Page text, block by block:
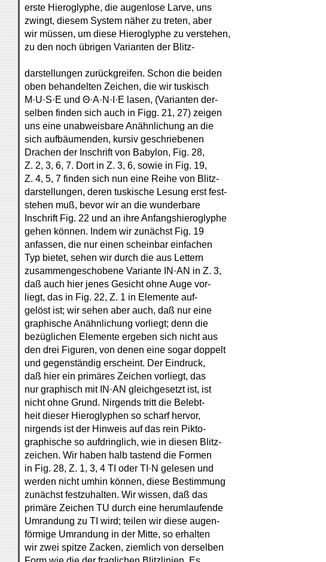
erste Hieroglyphe, die augenlose Larve, uns
zwingt, diesem System näher zu treten, aber
wir müssen, um diese Hieroglyphe zu verstehen,
zu den noch übrigen Varianten der Blitz-
darstellungen zurückgreifen. Schon die beiden
oben behandelten Zeichen, die wir tuskisch
M·U·S·E und Θ·A·N·I·E lasen, (Varianten der-
selben finden sich auch in Figg. 21, 27) zeigen
uns eine unabweisbare Anähnlichung an die
sich aufbäumenden, kursiv geschriebenen
Drachen der Inschrift von Babylon, Fig. 28,
Z. 2, 3, 6, 7. Dort in Z. 3, 6, sowie in Fig. 19,
Z. 4, 5, 7 finden sich nun eine Reihe von Blitz-
darstellungen, deren tuskische Lesung erst fest-
stehen muß, bevor wir an die wunderbare
Inschrift Fig. 22 und an ihre Anfangshieroglyphe
gehen können. Indem wir zunächst Fig. 19
anfassen, die nur einen scheinbar einfachen
Typ bietet, sehen wir durch die aus Lettern
zusammengeschobene Variante IN·AN in Z. 3,
daß auch hier jenes Gesicht ohne Auge vor-
liegt, das in Fig. 22, Z. 1 in Elemente auf-
gelöst ist; wir sehen aber auch, daß nur eine
graphische Anähnlichung vorliegt; denn die
bezüglichen Elemente ergeben sich nicht aus
den drei Figuren, von denen eine sogar doppelt
und gegenständig erscheint. Der Eindruck,
daß hier ein primäres Zeichen vorliegt, das
nur graphisch mit IN·AN gleichgesetzt ist, ist
nicht ohne Grund. Nirgends tritt die Belebt-
heit dieser Hieroglyphen so scharf hervor,
nirgends ist der Hinweis auf das rein Pikto-
graphische so aufdringlich, wie in diesen Blitz-
zeichen. Wir haben halb tastend die Formen
in Fig. 28, Z. 1, 3, 4 TI oder TI·N gelesen und
werden nicht umhin können, diese Bestimmung
zunächst festzuhalten. Wir wissen, daß das
primäre Zeichen TU durch eine herumlaufende
Umrandung zu TI wird; teilen wir diese augen-
förmige Umrandung in der Mitte, so erhalten
wir zwei spitze Zacken, ziemlich von derselben